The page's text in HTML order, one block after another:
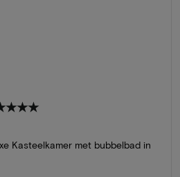
Kasteelkamer met bubbelbad in